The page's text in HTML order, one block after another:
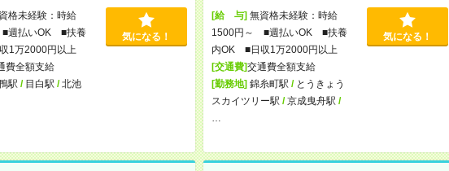
格未経験：時給
週払いOK ■扶養
1万2000円以上
費全額支給
駅 / 目白駅 /北池
気になる！
[給 与]無資格未経験：時給
1500円～ ■週払いOK ■扶養
内OK ■日収1万2000円以上
[交通費]交通費全額支給
[勤務地]錦糸町駅 / とうきょう
スカイツリー駅 /京成曳舟駅 /
気になる！